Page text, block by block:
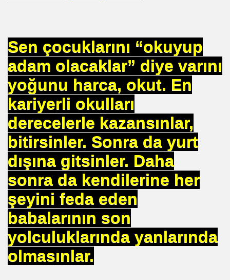
Sen çocuklarını “okuyup
adam olacaklar” diye varını
yoğunu harca, okut. En
kariyerli okulları
derecelerle kazansınlar,
bitirsinler. Sonra da yurt
dışına gitsinler. Daha
sonra da kendilerine her
şeyini feda eden
babalarının son
yolculuklarında yanlarında
olmasınlar.
SERKAN KORKUT
ALTINDA ERBAKANIN SUÇU NEDEN GÖNDERLDİ
İMAM NEDEN ATILDI